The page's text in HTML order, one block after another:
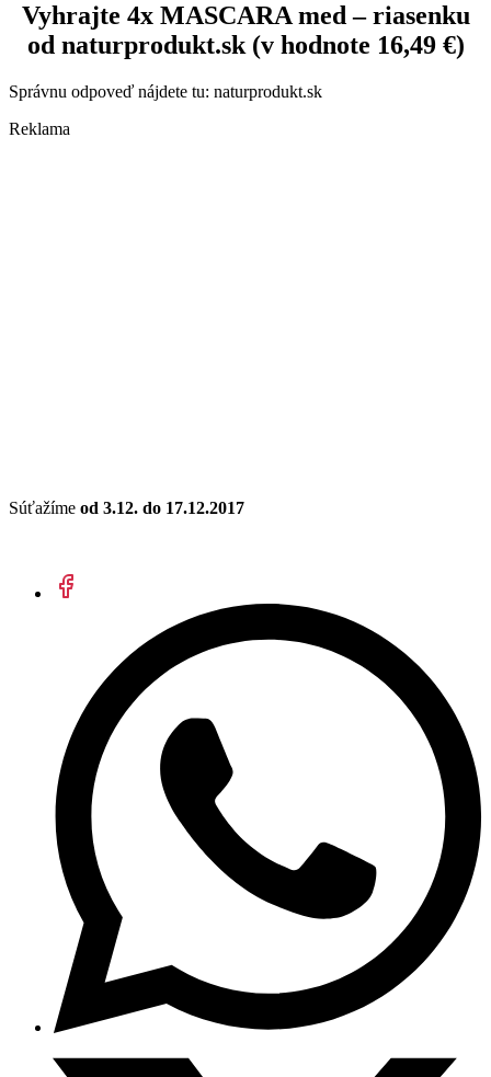
Vyhrajte 4x MASCARA med – riasenku
od naturprodukt.sk (v hodnote 16,49 €)
Správnu odpoveď nájdete tu: naturprodukt.sk
Reklama
Súťažíme od 3.12. do 17.12.2017